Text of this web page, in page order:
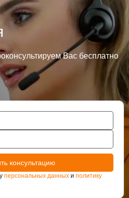
Вас бесплатно
персональных данных и политику